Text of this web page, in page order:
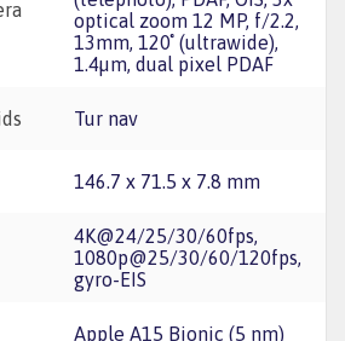
optical zoom 12 MP, f/2.2,
13mm, 120˚ (ultrawide),
1.4µm, dual pixel PDAF
Tur nav
146.7 x 71.5 x 7.8 mm
4K@24/25/30/60fps,
1080p@25/30/60/120fps,
gyro-EIS
Apple A15 Bionic (5 nm)